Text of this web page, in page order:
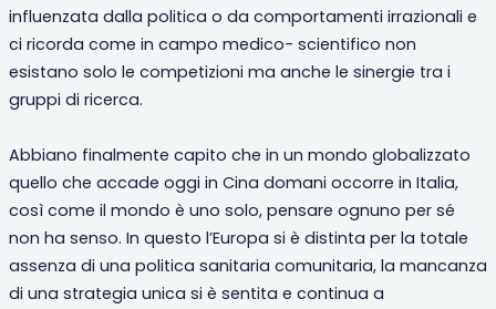
influenzata dalla politica o da comportamenti irrazionali e
ci ricorda come in campo medico- scientifico non
esistano solo le competizioni ma anche le sinergie tra i
gruppi di ricerca.
Abbiano finalmente capito che in un mondo globalizzato
quello che accade oggi in Cina domani occorre in Italia,
così come il mondo è uno solo, pensare ognuno per sé
non ha senso. In questo l’Europa si è distinta per la totale
assenza di una politica sanitaria comunitaria, la mancanza
di una strategia unica si è sentita e continua a